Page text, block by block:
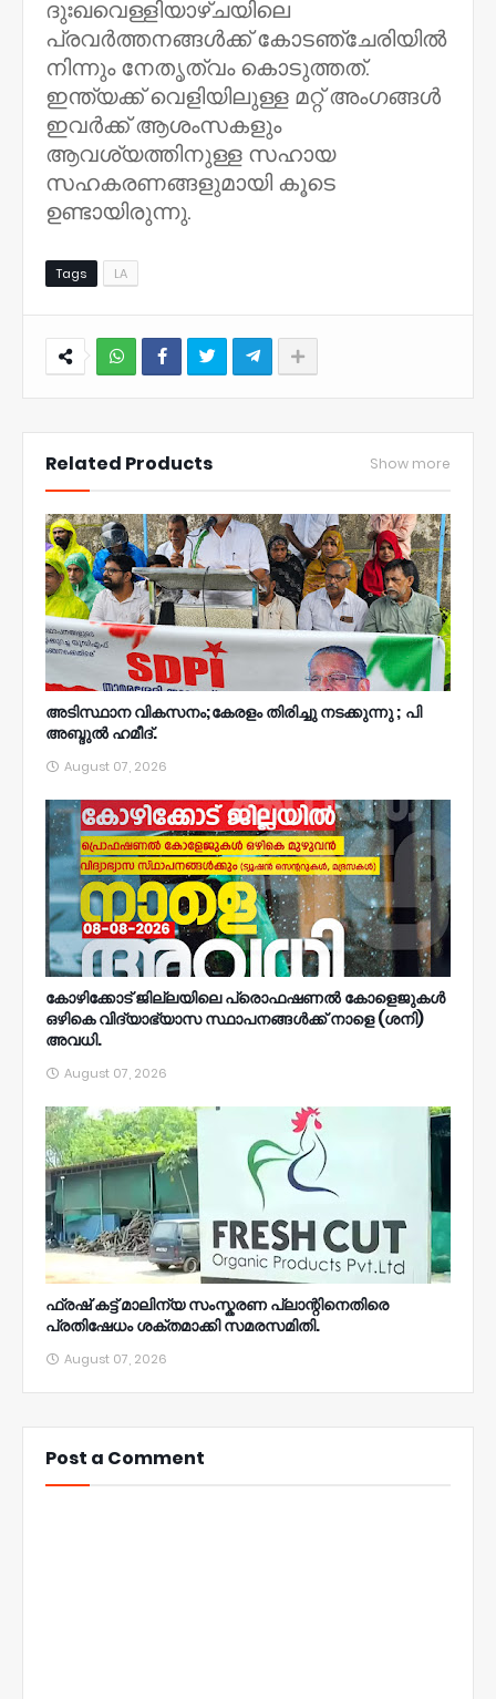
ദുഃഖവെള്ളിയാഴ്ചയിലെ
പ്രവർത്തനങ്ങൾക്ക് കോടഞ്ചേരിയിൽ
നിന്നും നേതൃത്വം കൊടുത്തത്.
ഇന്ത്യക്ക് വെളിയിലുള്ള മറ്റ് അംഗങ്ങൾ
ഇവർക്ക് ആശംസകളും
ആവശ്യത്തിനുള്ള സഹായ
സഹകരണങ്ങളുമായി കൂടെ
ഉണ്ടായിരുന്നു.
Tags LA
Related Products Show more
അടിസ്ഥാന വികസനം;കേരളം തിരിച്ചു നടക്കുന്നു ; പി
അബ്ദുൽ ഹമീദ്.
August 07, 2026
കോഴിക്കോട് ജില്ലയിലെ പ്രൊഫഷണൽ കോളെജുകൾ
ഒഴികെ വിദ്യാഭ്യാസ സ്ഥാപനങ്ങൾക്ക് നാളെ (ശനി)
അവധി.
August 07, 2026
ഫ്രഷ് കട്ട് മാലിന്യ സംസ്കരണ പ്ലാന്റിനെതിരെ
പ്രതിഷേധം ശക്തമാക്കി സമരസമിതി.
August 07, 2026
Post a Comment